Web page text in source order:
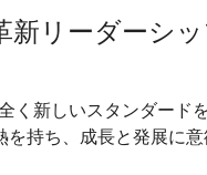
新リーダーシ
新しいスタンダードを
持ち、成長と発展に